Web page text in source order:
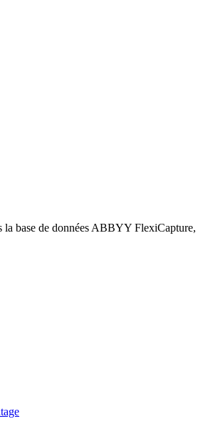
la base de données ABBYY